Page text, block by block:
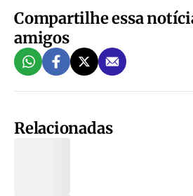
Compartilhe essa
amigos
Relacionadas